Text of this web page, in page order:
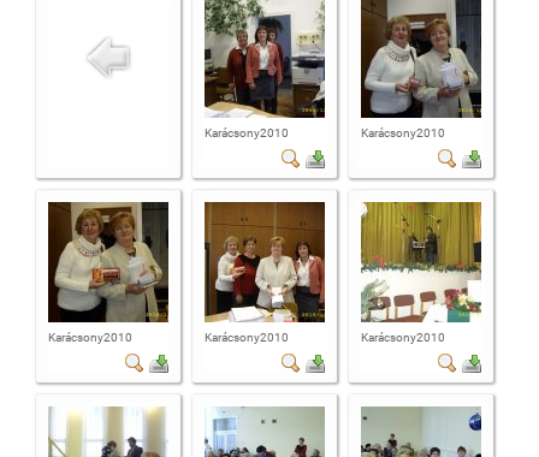
Karácsony2010 Karácsony2010
Karácsony2010 Karácsony2010 Karácsony2010